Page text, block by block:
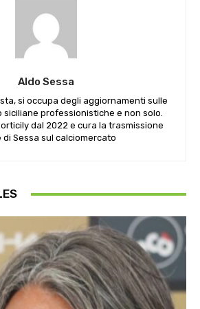
Aldo Sessa
si occupa degli aggiornamenti sulle
siciliane professionistiche e non solo.
dal 2022 e cura la trasmissione
di Sessa sul calciomercato